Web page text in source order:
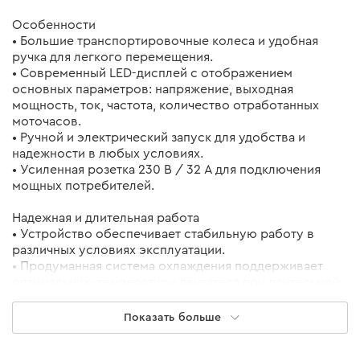
Особенности
• Большие транспортировочные колеса и удобная
ручка для легкого перемещения.
• Современный LED-дисплей с отображением
основных параметров: напряжение, выходная
мощность, ток, частота, количество отработанных
моточасов.
• Ручной и электрический запуск для удобства и
надежности в любых условиях.
• Усиленная розетка 230 В / 32 А для подключения
мощных потребителей.
Надежная и длительная работа
• Устройство обеспечивает стабильную работу в
различных условиях эксплуатации.
• Продуманная система охлаждения поддерживает
долговечность генератора.
Показать больше